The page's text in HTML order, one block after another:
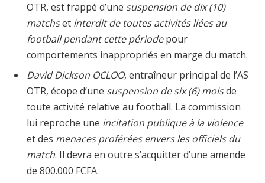
OTR, est frappé d’une suspension de dix (10)
matchset interdit de toutes activités liées au
football pendant cette périodepour
comportements inappropriés en marge du match.
David Dickson OCLOO, entraîneur principal de l’AS
OTR, écope d’une suspension de six (6) moisde
toute activité relative au football. La commission
lui reproche une incitation publique à la violence
et des menaces proférées envers les officiels du
match. Il devra en outre s’acquitter d’une amende
de 800.000 FCFA.